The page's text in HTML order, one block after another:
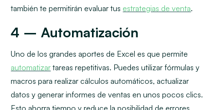
también te permitirán evaluar tus estrategias de venta.
4 – Automatización
Uno de los grandes aportes de Excel es que permite
automatizar tareas repetitivas. Puedes utilizar fórmulas y
macros para realizar cálculos automáticos, actualizar
datos y generar informes de ventas en unos pocos clics.
Esto ahorra tiempo y reduce la posibilidad de errores